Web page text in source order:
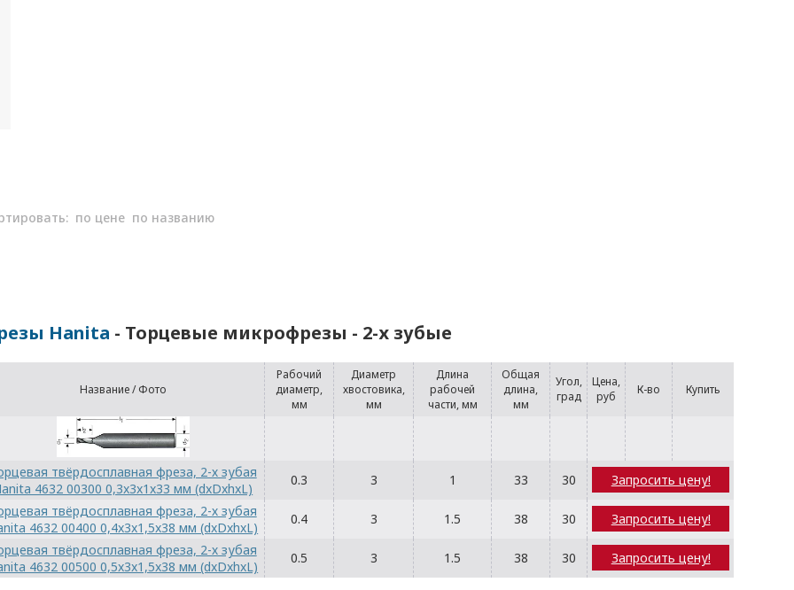
по цене по названию
Hanita - Торцевые микрофрезы - 2-х зубые
Название / Фото
Рабочий
диаметр,
мм
Диаметр
хвостовика,
мм
Длина
рабочей
части, мм
Общая
длина,
мм
Угол,
град
Цена,
руб
К-во Купить
твёрдосплавная фреза, 2-х зубая
4632 00300 0,3x3x1x33 мм (dxDxhxL)
0.3 3 1 33 30
Запросить цену!
твёрдосплавная фреза, 2-х зубая
4632 00400 0,4x3x1,5x38 мм (dxDxhxL)
0.4 3 1.5 38 30
Запросить цену!
твёрдосплавная фреза, 2-х зубая
4632 00500 0,5x3x1,5x38 мм (dxDxhxL)
0.5 3 1.5 38 30 Запросить цену!